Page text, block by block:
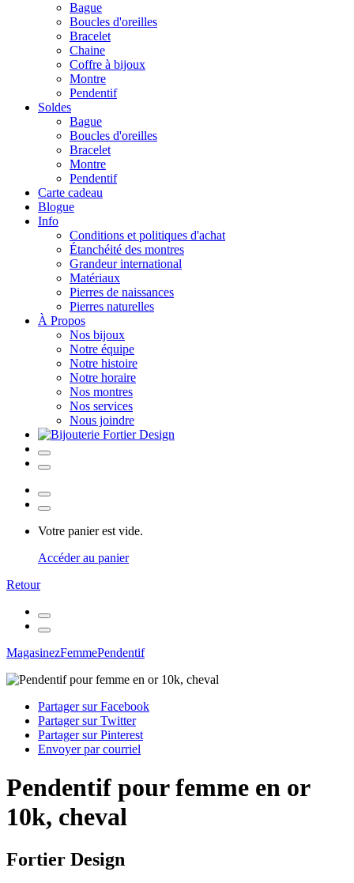
Bague
Boucles d'oreilles
Bracelet
Chaine
Coffre à bijoux
Montre
Pendentif
Soldes
Bague
Boucles d'oreilles
Bracelet
Montre
Pendentif
Carte cadeau
Blogue
Info
Conditions et politiques d'achat
Étanchéité des montres
Grandeur international
Matériaux
Pierres de naissances
Pierres naturelles
À Propos
Nos bijoux
Notre équipe
Notre histoire
Notre horaire
Nos montres
Nos services
Nous joindre
Votre panier est vide.
Accéder au panier
Retour
MagasinezFemmePendentif
Partager sur Facebook
Partager sur Twitter
Partager sur Pinterest
Envoyer par courriel
Pendentif pour femme en or
10k, cheval
Fortier Design